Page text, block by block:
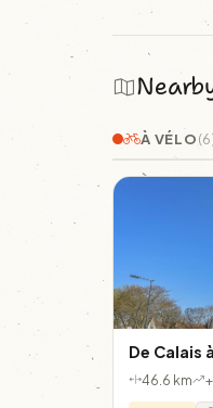
À VÉLO
De Calais
46.6 km